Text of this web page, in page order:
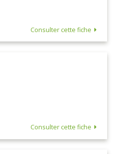
Consulter cette fiche
Consulter cette fiche